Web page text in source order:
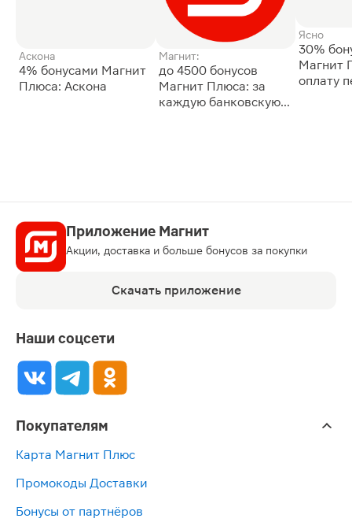
Аскона
4% бонусами Магнит
Плюса: Аскона
Магнит:
до 4500 бонусов
Магнит Плюса: за
каждую банковскую
Ясно
30%
Магнит
оплату
Приложение Магнит
Акции, доставка и больше бонусов за покупки
Скачать приложение
Наши соцсети
Покупателям
Карта Магнит Плюс
Промокоды Доставки
Бонусы от партнёров